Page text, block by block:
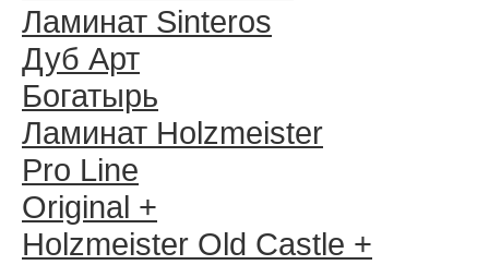
Ламинат Sinteros
Дуб Арт
Богатырь
Ламинат Holzmeister
Pro Line
Original +
Holzmeister Old Castle +